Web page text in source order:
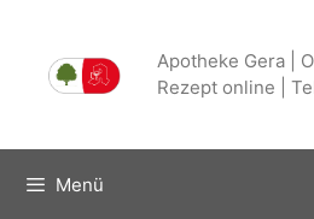
Inhalt
springen
Apotheke Gera |
Rezept online |
Menü